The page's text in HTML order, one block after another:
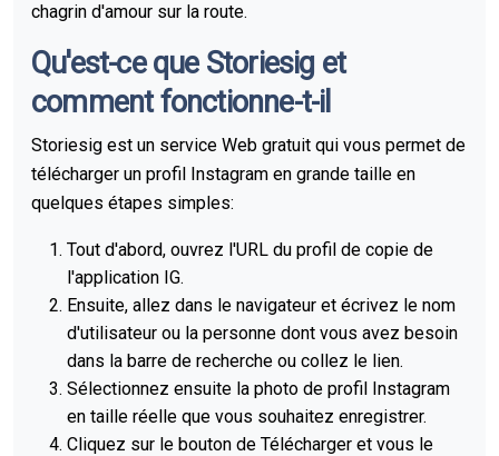
chagrin d'amour sur la route.
Qu'est-ce que Storiesig et
comment fonctionne-t-il
Storiesig est un service Web gratuit qui vous permet de
télécharger un profil Instagram en grande taille en
quelques étapes simples:
Tout d'abord, ouvrez l'URL du profil de copie de
l'application IG.
Ensuite, allez dans le navigateur et écrivez le nom
d'utilisateur ou la personne dont vous avez besoin
dans la barre de recherche ou collez le lien.
Sélectionnez ensuite la photo de profil Instagram
en taille réelle que vous souhaitez enregistrer.
Cliquez sur le bouton de Télécharger et vous le